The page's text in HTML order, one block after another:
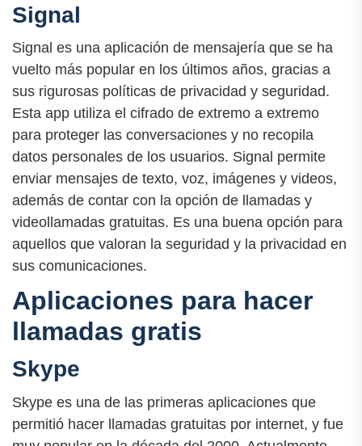
Signal
Signal es una aplicación de mensajería que se ha
vuelto más popular en los últimos años, gracias a
sus rigurosas políticas de privacidad y seguridad.
Esta app utiliza el cifrado de extremo a extremo
para proteger las conversaciones y no recopila
datos personales de los usuarios. Signal permite
enviar mensajes de texto, voz, imágenes y videos,
además de contar con la opción de llamadas y
videollamadas gratuitas. Es una buena opción para
aquellos que valoran la seguridad y la privacidad en
sus comunicaciones.
Aplicaciones para hacer
llamadas gratis
Skype
Skype es una de las primeras aplicaciones que
permitió hacer llamadas gratuitas por internet, y fue